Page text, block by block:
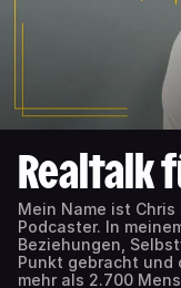
Realtalk
Mein Name ist Chris
Podcaster. In
Beziehungen,
Punkt gebracht und
mehr als 2.700